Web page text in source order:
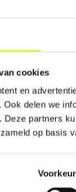
cookies
en
delen we
Deze partners
op basis
over
op de
via